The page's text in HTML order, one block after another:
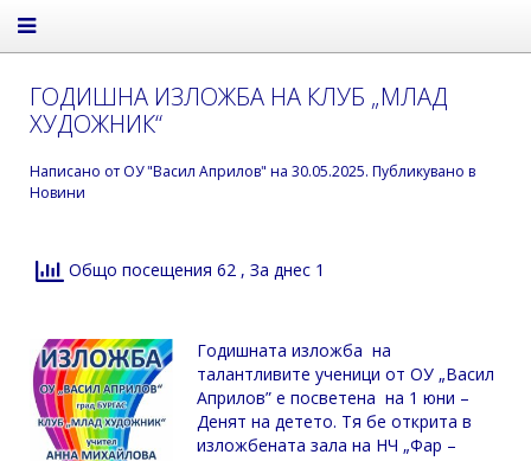
ГОДИШНА ИЗЛОЖБА НА КЛУБ „МЛАД
ХУДОЖНИК“
Написано от ОУ "Васил Априлов" на 30.05.2025. Публикувано в
Новини
Общо посещения 62 , За днес 1
Годишната изложба на
талантливите ученици от ОУ „Васил
Априлов” е посветена на 1 юни –
Денят на детето. Тя бе открита в
изложбената зала на НЧ „Фар –